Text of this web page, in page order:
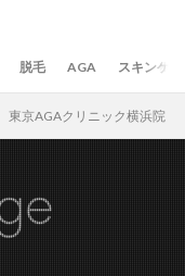
脱毛 AGA スキンケア
東京AGAクリニック横浜院